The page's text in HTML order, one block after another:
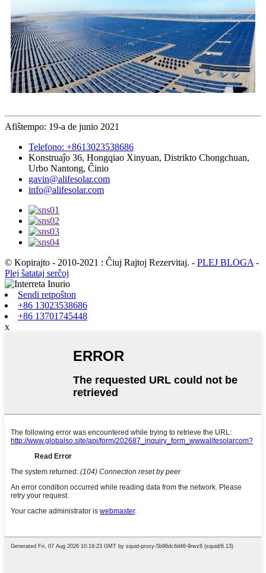
Afiŝtempo: 19-a de junio 2021
Telefono: +8613023538686
Konstruaĵo 36, Hongqiao Xinyuan, Distrikto Chongchuan,
Urbo Nantong, Ĉinio
gavin@alifesolar.com
info@alifesolar.com
© Kopirajto - 2010-2021 : Ĉiuj Rajtoj Rezervitaj. - PLEJ BLOGA -
Plej ŝatataj serĉoj
Sendi retpoŝton
+86 13023538686
+86 13701745448
x